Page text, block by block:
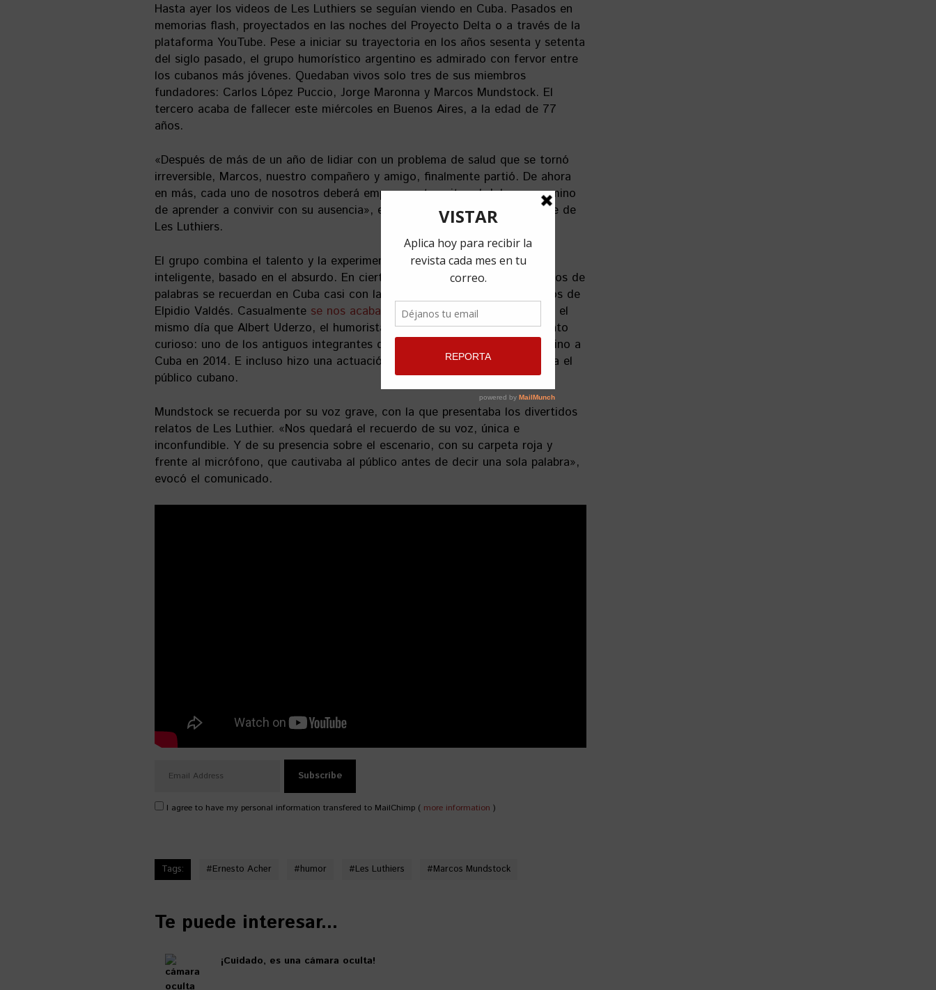
Hasta ayer los videos de Les Luthiers se seguían viendo en Cuba. Pasados en
memorias flash, proyectados en las noches del Proyecto Delta o a través de la
plataforma YouTube. Pese a iniciar su trayectoria en los años sesenta y setenta
del siglo pasado, el grupo humorístico argentino es admirado con fervor entre
los cubanos más jóvenes. Quedaban vivos solo tres de sus miembros
fundadores: Carlos López Puccio, Jorge Maronna y Marcos Mundstock. El
tercero acaba de fallecer este miércoles en Buenos Aires, a la edad de 77
años.
«Después de más de un año de lidiar con un problema de salud que se tornó
irreversible, Marcos, nuestro compañero y amigo, finalmente partió. De ahora
en más, cada uno de nosotros deberá empezar a transitar el doloroso camino
de aprender a convivir con su ausencia», expresó un comunicado a nombre de
Les Luthiers.
El grupo combina el talento y la experimentación musical con un humor
inteligente, basado en el absurdo. En ciertos círculos, muchos de sus juegos de
palabras se recuerdan en Cuba casi con la misma facilidad que los diálogos de
Elpidio Valdés. Casualmente se nos acababa de ir Juan Padrón
hace poco, el
mismo día que Albert Uderzo, el humorista creador creador de Astérix. Dato
curioso: uno de los antiguos integrantes de Les Luthiers, Ernesto Acher, vino a
Cuba en 2014. E incluso hizo una actuación con Virulo en el Karl Marx para el
público cubano.
Mundstock se recuerda por su voz grave, con la que presentaba los divertidos
relatos de Les Luthier. «Nos quedará el recuerdo de su voz, única e
inconfundible. Y de su presencia sobre el escenario, con su carpeta roja y
frente al micrófono, que cautivaba al público antes de decir una sola palabra»,
evocó el comunicado.
I agree to have my personal information transfered to MailChimp ( more information )
Tags: #Ernesto Acher #humor #Les Luthiers #Marcos Mundstock
Te puede interesar...
¡Cuidado, es una cámara oculta!